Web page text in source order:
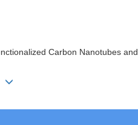
Carbon Nanotubes